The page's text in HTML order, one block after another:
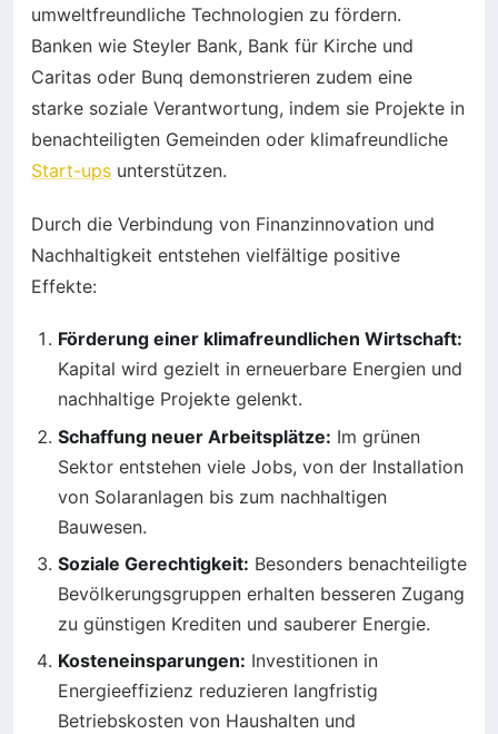
umweltfreundliche Technologien zu fördern.
Banken wie Steyler Bank, Bank für Kirche und
Caritas oder Bunq demonstrieren zudem eine
starke soziale Verantwortung, indem sie Projekte in
benachteiligten Gemeinden oder klimafreundliche
Start-ups unterstützen.
Durch die Verbindung von Finanzinnovation und
Nachhaltigkeit entstehen vielfältige positive
Effekte:
Förderung einer klimafreundlichen Wirtschaft:
Kapital wird gezielt in erneuerbare Energien und
nachhaltige Projekte gelenkt.
Schaffung neuer Arbeitsplätze: Im grünen
Sektor entstehen viele Jobs, von der Installation
von Solaranlagen bis zum nachhaltigen
Bauwesen.
Soziale Gerechtigkeit: Besonders benachteiligte
Bevölkerungsgruppen erhalten besseren Zugang
zu günstigen Krediten und sauberer Energie.
Kosteneinsparungen: Investitionen in
Energieeffizienz reduzieren langfristig
Betriebskosten von Haushalten und